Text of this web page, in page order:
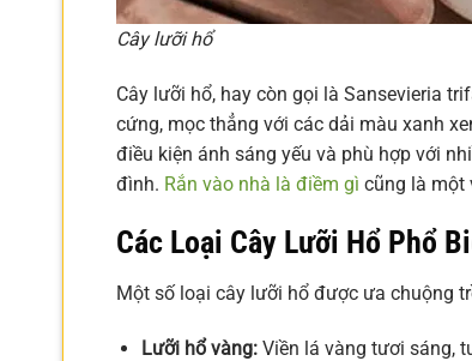
Cây lưỡi hổ
Cây lưỡi hổ, hay còn gọi là Sansevieria
cứng, mọc thẳng với các dải màu xanh
điều kiện ánh sáng yếu và phù hợp với
đình. Rắn vào nhà là điềm gì cũng là một
Các Loại Cây Lưỡi Hổ Phổ
Một số loại cây lưỡi hổ được ưa chuộng
Lưỡi hổ vàng:Viền lá vàng tươi sáng,